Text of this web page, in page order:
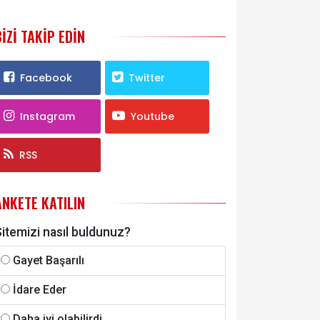
TAKIP EDIN
Facebook Twitter
Instagram Youtube
RSS
KATILIN
nasıl buldunuz?
Gayet Başarılı
İdare Eder